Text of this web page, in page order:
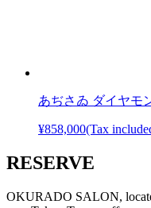
あぢさゐ ダイヤモ
¥858,000(Tax
RESERVE
OKURADO SALON,